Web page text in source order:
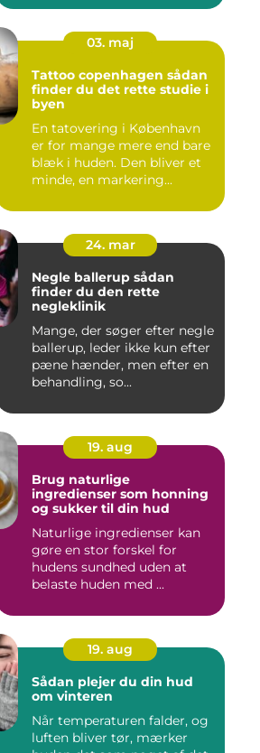
03. maj
Tattoo copenhagen sådan
finder du det rette studie i
byen
En tatovering i København
er for mange mere end bare
blæk i huden. Den bliver et
minde, en markering...
24. mar
Negle ballerup sådan
finder du den rette
negleklinik
Mange, der søger efter negle
ballerup, leder ikke kun efter
pæne hænder, men efter en
behandling, so...
19. aug
Brug naturlige
ingredienser som honning
og sukker til din hud
Naturlige ingredienser kan
gøre en stor forskel for
hudens sundhed uden at
belaste huden med ...
19. aug
Sådan plejer du din hud
om vinteren
Når temperaturen falder, og
luften bliver tør, mærker